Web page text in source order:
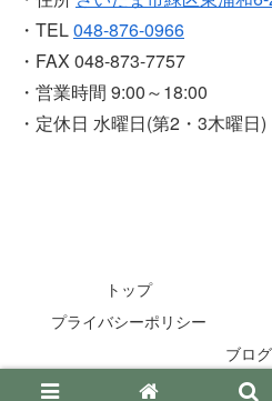
・TEL048-876-0966
・FAX 048-873-7757
・営業時間 9:00～18:00
・定休日 水曜日(第2・3木曜日)
トップ
プライバシーポリシー
ブログ
Copyright © 1998-2026